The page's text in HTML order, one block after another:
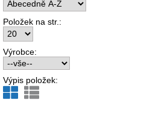
Položek na str.:
Výrobce:
Výpis položek: